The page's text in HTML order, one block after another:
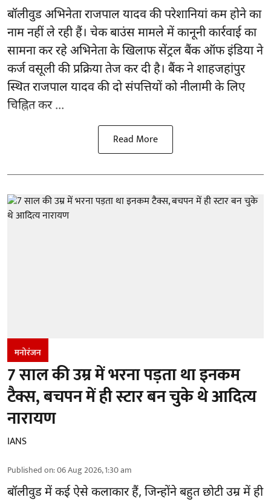
बॉलीवुडअभिनेता राजपाल यादव की परेशानियां कम होने का
नाम नहीं ले रही हैं। चेक बाउंस मामले में कानूनी कार्रवाई का
सामना कर रहे अभिनेता के खिलाफ सेंट्रल बैंक ऑफ इंडिया ने
कर्ज वसूली की प्रक्रिया तेज कर दी है। बैंक ने शाहजहांपुर
स्थित राजपाल यादव की दो संपत्तियों को नीलामी के लिए
चिह्नित कर ...
Read More
मनोरंजन
7 साल की उम्र में भरना पड़ता था इनकम
टैक्स, बचपन में ही स्टार बन चुके थे आदित्य
नारायण
IANS
Published on:06 Aug 2026, 1:30 am
बॉलीवुडमें कई ऐसे कलाकार हैं, जिन्होंने बहुत छोटी उम्र में ही